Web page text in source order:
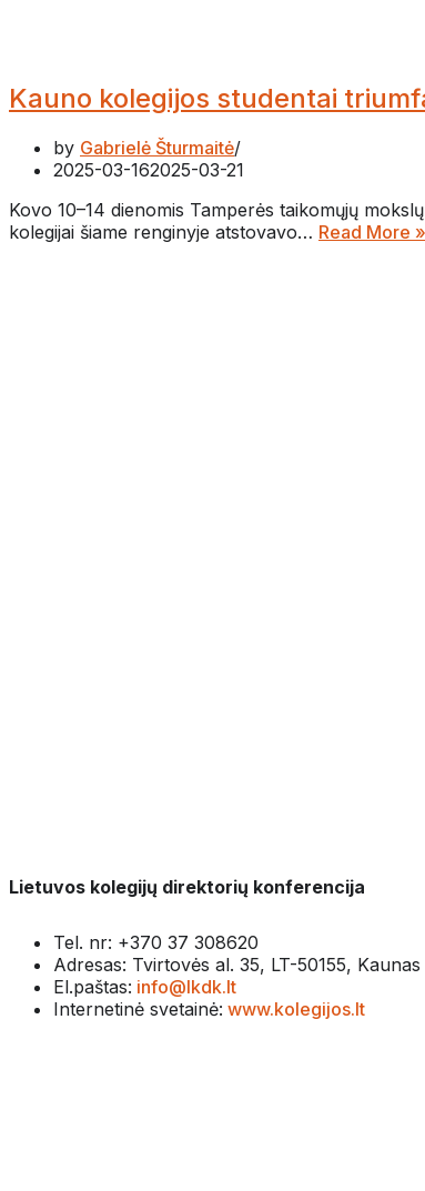
Kauno kolegijos studentai
by Gabrielė Šturmaitė
2025-03-162025-03-21
Kovo 10–14 dienomis Tamperės taikomųjų
kolegijai šiame renginyje atstovavo… Read More »
Lietuvos kolegijų direktorių konferencija
Tel. nr: +370 37 308620
Adresas: Tvirtovės al. 35, LT-50155, Kaunas
El.paštas: info@lkdk.lt
Internetinė svetainė: www.kolegijos.lt